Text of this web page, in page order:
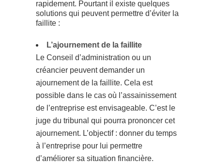
rapidement. Pourtant il existe quelques
solutions qui peuvent permettre d’éviter la
faillite :
L’ajournement de la faillite
Le Conseil d’administration ou un
créancier peuvent demander un
ajournement de la faillite. Cela est
possible dans le cas où l’assainissement
de l’entreprise est envisageable. C’est le
juge du tribunal qui pourra prononcer cet
ajournement. L’objectif : donner du temps
à l’entreprise pour lui permettre
d’améliorer sa situation financière.